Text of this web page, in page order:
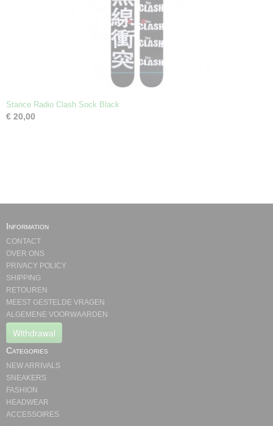
Stance Radio Clash Sock Black
€ 20,00
Information
CONTACT
OVER ONS
PRIVACY POLICY
SHIPPING
RETOUREN
MEEST GESTELDE VRAGEN
ALGEMENE VOORWAARDEN
Withdrawal
Categories
NEW ARRIVALS
SNEAKERS
FASHION
HEADWEAR
ACCESSOIRES